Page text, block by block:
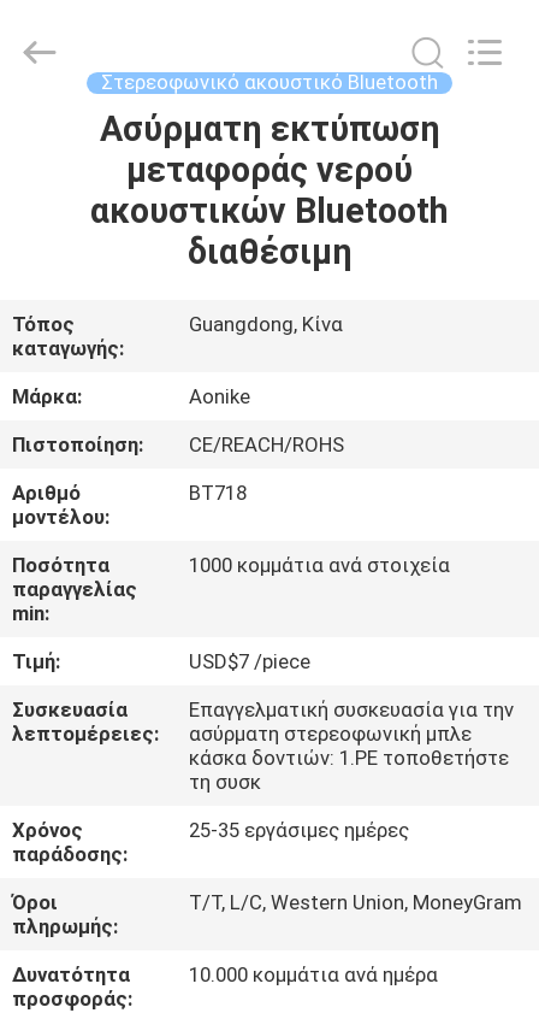
ΠΡΟΪΌΝΤΑ
ΕΜΕΊΣ
ΓΎΡΟΣ
ΕΡΓΟΣΤΑΣΊΩΝ
ΠΟΙΟΤΙΚΌΣ
ΈΛΕΓΧΟΣ
ΕΛΆΤΕ
ΣΕ
ΕΠΑΦΉ
ΖΗΤΉΣΤΕ
ΈΝΑ
ΑΠΌΣΠΑΣΜΑ
Electronics
Co,ltd.
Στερεοφωνικό ακουστικό Bluetooth
Ασύρματη εκτύπωση
μεταφοράς νερού
ακουστικών Bluetooth
διαθέσιμη
Τόπος
καταγωγής:
Guangdong, Κίνα
Μάρκα:
Aonike
Πιστοποίηση:
CE/REACH/ROHS
Αριθμό
μοντέλου:
BT718
Ποσότητα
παραγγελίας
min:
1000 κομμάτια ανά στοιχεία
Τιμή:
USD$7 /piece
Συσκευασία
λεπτομέρειες:
Επαγγελματική συσκευασία για την
ασύρματη στερεοφωνική μπλε
κάσκα δοντιών: 1.PE τοποθετήστε
τη συσκ
Χρόνος
παράδοσης:
25-35 εργάσιμες ημέρες
Όροι
πληρωμής:
T/T, L/C, Western Union, MoneyGram
Δυνατότητα
προσφοράς:
10.000 κομμάτια ανά ημέρα